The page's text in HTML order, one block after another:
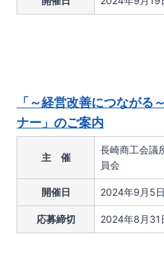
「～経営改善につながる
ナー」のご案内
主 催
長崎商工会議
員会
開催日 2024年9月5日
応募締切 2024年8月31